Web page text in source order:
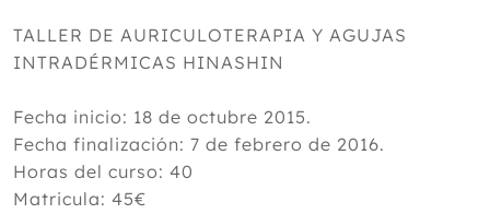
TALLER DE AURICULOTERAPIA Y AGUJAS
INTRADÉRMICAS HINASHIN
Fecha inicio: 18 de octubre 2015.
Fecha finalización: 7 de febrero de 2016.
Horas del curso: 40
Matricula: 45€